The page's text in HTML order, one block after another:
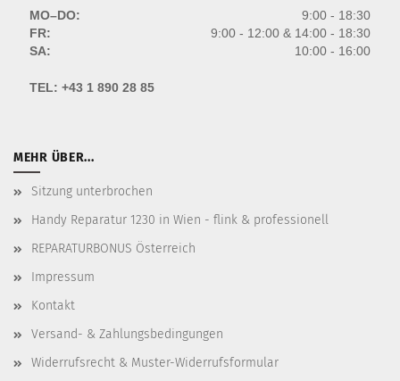
MO–DO:
9:00 - 18:30
FR:
9:00 - 12:00 & 14:00 - 18:30
SA:
10:00 - 16:00
TEL: +43 1 890 28 85
MEHR ÜBER...
Sitzung unterbrochen
Handy Reparatur 1230 in Wien - flink & professionell
REPARATURBONUS Österreich
Impressum
Kontakt
Versand- & Zahlungsbedingungen
Widerrufsrecht & Muster-Widerrufsformular